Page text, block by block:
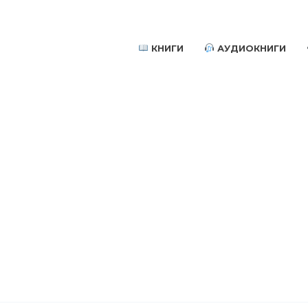
КНИГИ АУДИОКНИГИ